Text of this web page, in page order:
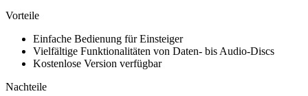
Vorteile
Einfache Bedienung für Einsteiger
Vielfältige Funktionalitäten von Daten- bis Audio-Discs
Kostenlose Version verfügbar
Nachteile